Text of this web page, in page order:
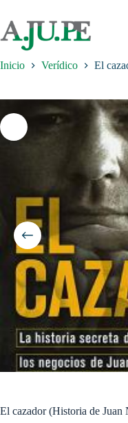
contenido
Inicio Verídico El
El cazador (Historia de Juan